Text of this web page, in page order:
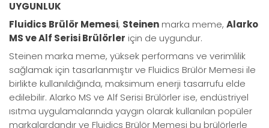
UYGUNLUK
Fluidics Brülör Memesi, Steinen marka meme, Alarko
MS ve Alf Serisi Brülörler için de uygundur.
Steinen marka meme, yüksek performans ve verimlilik
sağlamak için tasarlanmıştır ve Fluidics Brülör Memesi ile
birlikte kullanıldığında, maksimum enerji tasarrufu elde
edilebilir. Alarko MS ve Alf Serisi Brülörler ise, endüstriyel
ısıtma uygulamalarında yaygın olarak kullanılan popüler
markalardandır ve Fluidics Brülör Memesi bu brülörlerle